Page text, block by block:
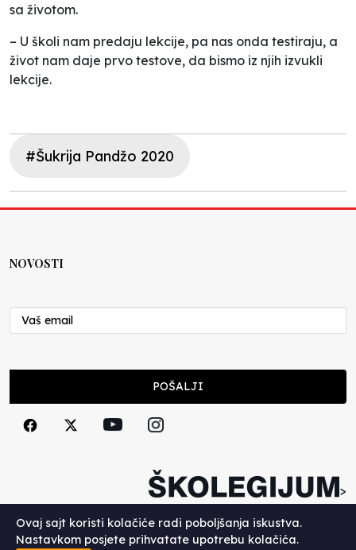
sa životom.
– U školi nam predaju lekcije, pa nas onda testiraju, a
život nam daje prvo testove, da bismo iz njih izvukli
lekcije.
#Šukrija Pandžo 2020
NOVOSTI
POŠALJI
>
Copyright (c) 2026. Školegijum.
Ovaj sajt koristi kolačiće radi poboljšanja iskustva.
Nastavkom posjete prihvatate upotrebu kolačića.